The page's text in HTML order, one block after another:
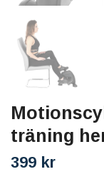
träning
399 kr